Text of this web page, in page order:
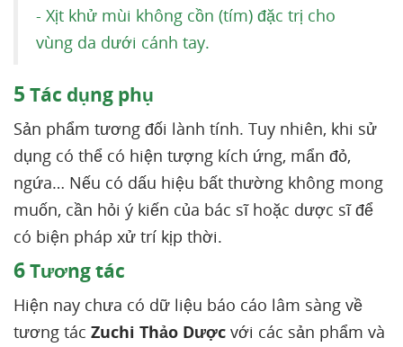
- Xịt khử mùi không cồn (tím) đặc trị cho
vùng da dưới cánh tay.
5 Tác dụng phụ
Sản phẩm tương đối lành tính. Tuy nhiên, khi sử
dụng có thể có hiện tượng kích ứng, mẩn đỏ,
ngứa… Nếu có dấu hiệu bất thường không mong
muốn, cần hỏi ý kiến của bác sĩ hoặc dược sĩ để
có biện pháp xử trí kịp thời.
6Tương tác
Hiện nay chưa có dữ liệu báo cáo lâm sàng về
tương tác Zuchi Thảo Dược với các sản phẩm và